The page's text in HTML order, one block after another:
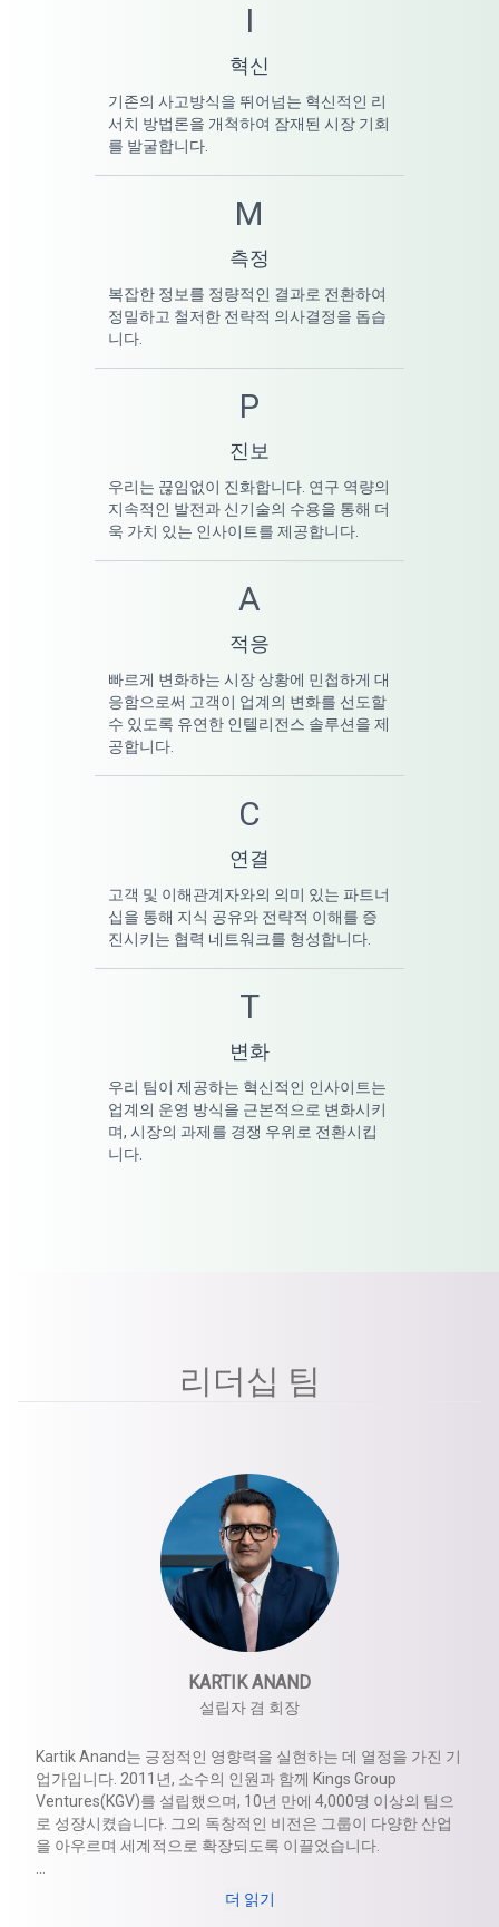
I
혁신
기존의 사고방식을 뛰어넘는 혁신적인 리
서치 방법론을 개척하여 잠재된 시장 기회
를 발굴합니다.
M
측정
복잡한 정보를 정량적인 결과로 전환하여
정밀하고 철저한 전략적 의사결정을 돕습
니다.
P
진보
우리는 끊임없이 진화합니다. 연구 역량의
지속적인 발전과 신기술의 수용을 통해 더
욱 가치 있는 인사이트를 제공합니다.
A
적응
빠르게 변화하는 시장 상황에 민첩하게 대
응함으로써 고객이 업계의 변화를 선도할
수 있도록 유연한 인텔리전스 솔루션을 제
공합니다.
C
연결
고객 및 이해관계자와의 의미 있는 파트너
십을 통해 지식 공유와 전략적 이해를 증
진시키는 협력 네트워크를 형성합니다.
T
변화
우리 팀이 제공하는 혁신적인 인사이트는
업계의 운영 방식을 근본적으로 변화시키
며, 시장의 과제를 경쟁 우위로 전환시킵
니다.
리더십 팀
KARTIK ANAND
설립자 겸 회장
Kartik Anand는 긍정적인 영향력을 실현하는 데 열정을 가진 기
업가입니다. 2011년, 소수의 인원과 함께 Kings Group
Ventures(KGV)를 설립했으며, 10년 만에 4,000명 이상의 팀으
로 성장시켰습니다. 그의 독창적인 비전은 그룹이 다양한 산업
을 아우르며 세계적으로 확장되도록 이끌었습니다.
그는 공동의 목표를 향해 움직이는 고성능 글로벌 팀을 구축하
는 데 풍부한 경험을 가지고 있습니다. 25년 이상의 경험을 통해
더 읽기